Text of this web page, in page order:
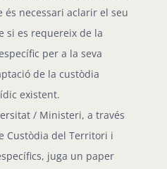
és necessari aclarir el seu
si es requereix de la
per a la seva
de la custòdia
existent.
/ Ministeri, a través
Custòdia del Territori i
juga un paper